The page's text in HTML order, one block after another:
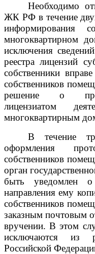
Необходимо
ЖК РФ в течение
информирования
многоквартирном
исключения
реестра лицензий
собственники
собственников
решение о
лицензиатом
многоквартирным
В течение
оформления
собственников
орган
быть уведомлен
направления ему
собственников
заказным почтовым
вручении. В этом
исключаются из
Российской